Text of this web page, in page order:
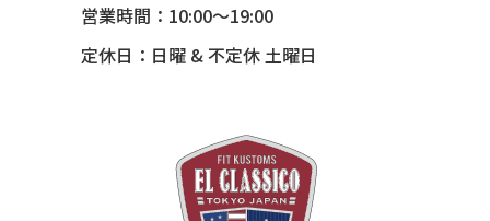
55 BUICK ROADMASTER
55 CHEVY HANDYMAN WAGON
56 BUICK SPECIAL * 565 *
営業時間：10:00～19:00
定休日：日曜 & 不定休 土曜日